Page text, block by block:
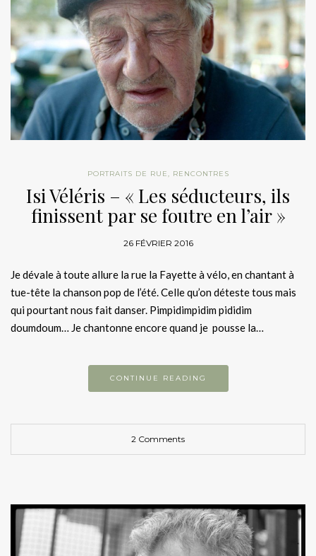
PORTRAITS DE RUE, RENCONTRES
Isi Véléris – « Les séducteurs, ils
finissent par se foutre en l’air »
26 FÉVRIER 2016
Je dévale à toute allure la rue la Fayette à vélo, en chantant à
tue-tête la chanson pop de l’été. Celle qu’on déteste tous mais
qui pourtant nous fait danser. Pimpidimpidim pididim
doumdoum… Je chantonne encore quand je pousse la…
CONTINUE READING
2 Comments